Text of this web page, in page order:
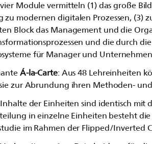
Module vermitteln (1) das große
zu modernen digitalen Prozessen, (3)
Block das Management und die
und die durch
für Manager und
Á-la-Carte: Aus 48 Lehreinheiten
zur Abrundung ihren Methoden- und
der Einheiten sind identisch mit
in einzelne Einheiten besteht
im Rahmen der Flipped/Inverted